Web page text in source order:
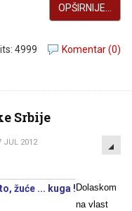
OPŠIRNIJE...
Komentar (0)
4999
Srbije
JUL 2012
EMPTY
žuće ... kuga !Dolaskom
na vlast